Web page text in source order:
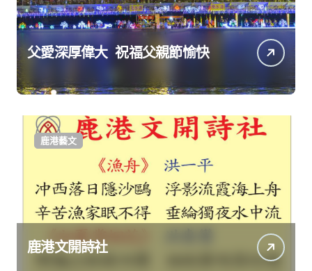
父愛深厚偉大 祝福父親節愉快
鹿港藝文
鹿港文開詩社